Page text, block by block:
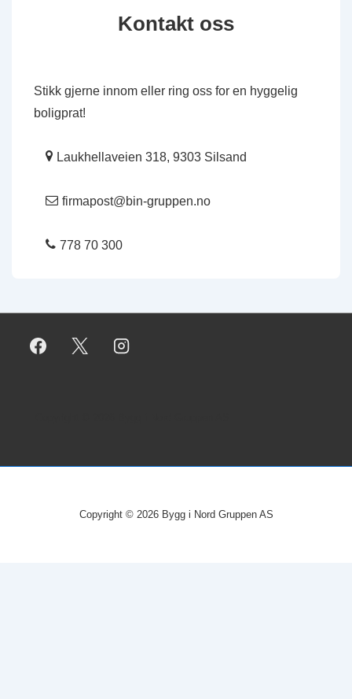
Kontakt oss
Stikk gjerne innom eller ring oss for en hyggelig
boligprat!
Laukhellaveien 318, 9303 Silsand
firmapost@bin-gruppen.no
778 70 300
Copyright © 2026 Bygg i Nord Gruppen AS